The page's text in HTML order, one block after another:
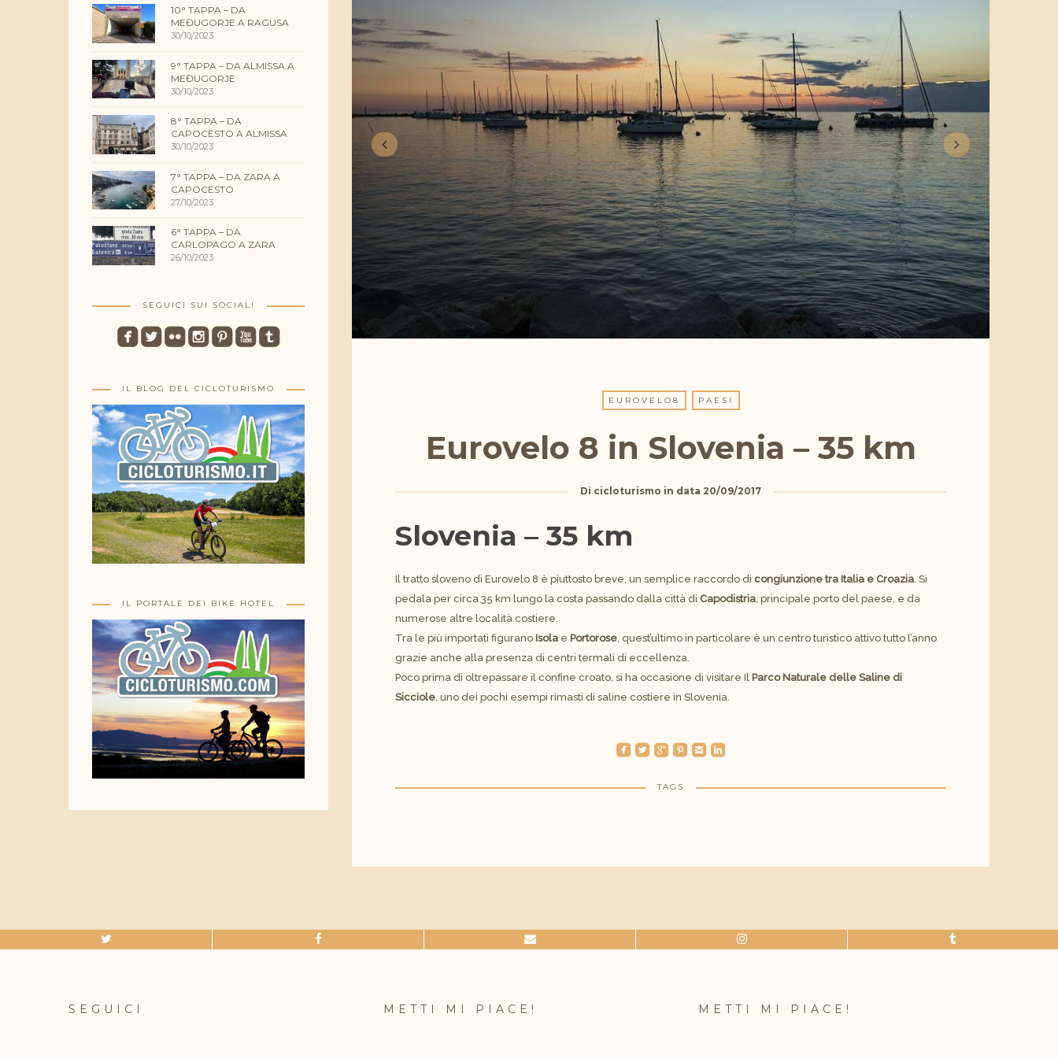
10° TAPPA – DA
MEĐUGORJE A RAGUSA
30/10/2023
9° TAPPA – DA ALMISSA A
MEĐUGORJE
30/10/2023
8° TAPPA – DA
CAPOCESTO A ALMISSA
30/10/2023
7° TAPPA – DA ZARA A
CAPOCESTO
27/10/2023
6° TAPPA – DA
CARLOPAGO A ZARA
26/10/2023
SEGUICI SUI SOCIAL!
roundedfacebookroundedtwitterbirdroundedflickrroundedinstagramroundedpinterestroundedyoutuberoundedtumblr
IL BLOG DEL CICLOTURISMO
IL PORTALE DEI BIKE HOTEL
EUROVELO8 PAESI
Eurovelo 8 in Slovenia – 35 km
Di cicloturismo in data 20/09/2017
Slovenia – 35 km
Il tratto sloveno di Eurovelo 8 è piuttosto breve, un semplice raccordo di congiunzione tra Italia e Croazia. Si
pedala per circa 35 km lungo la costa passando dalla città di Capodistria, principale porto del paese, e da
numerose altre località costiere.
Tra le più importati figurano Isola e Portorose, quest’ultimo in particolare è un centro turistico attivo tutto l’anno
grazie anche alla presenza di centri termali di eccellenza.
Poco prima di oltrepassare il confine croato, si ha occasione di visitare Il Parco Naturale delle Saline di
Sicciole, uno dei pochi esempi rimasti di saline costiere in Slovenia.
roundedfacebook roundedtwitterbird roundedgoogleplus roundedpinterest roundedemail roundedlinkedin
TAGS
SEGUICI METTI MI PIACE! METTI MI PIACE!